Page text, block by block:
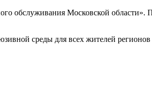
обслуживания Московской области».
среды для всех жителей